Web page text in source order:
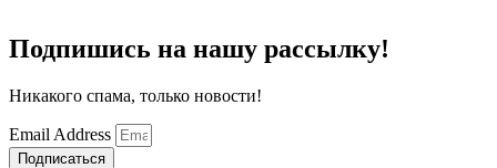
Подпишись на нашу рассылку!
Никакого спама, только новости!
Email Address
Подписаться